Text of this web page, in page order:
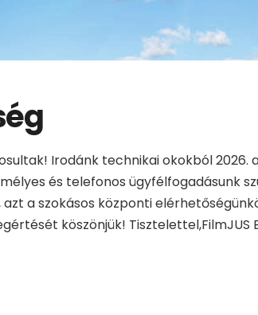
Irodánk technikai okokból 2026.
és telefonos ügyfélfogadásunk
azt a szokásos központi
köszönjük! Tisztelettel,FilmJUS